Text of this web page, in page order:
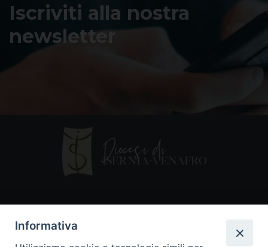
Iscriviti alla nostra
newsletter
Informativa